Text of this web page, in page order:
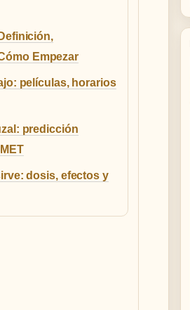
Empezar
películas, horarios
predicción
dosis, efectos y